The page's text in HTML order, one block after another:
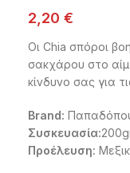
2,20 €
Οι Chia σπόροι
σακχάρου στο
κίνδυνο σας για
Brand:
Συσκευασία:
Προέλευση: